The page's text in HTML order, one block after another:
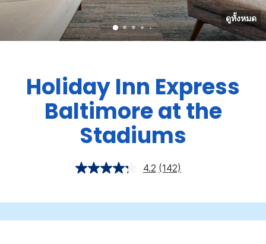
ดูทั้งหมด
Holiday Inn Express
Baltimore at the
Stadiums
4.2 (142)